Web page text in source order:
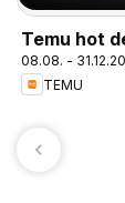
Temu hot
08.08. -
TEMU